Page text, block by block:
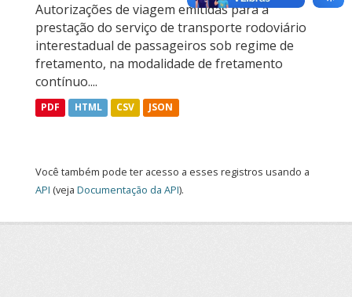
Autorizações de viagem emitidas para a
prestação do serviço de transporte rodoviário
interestadual de passageiros sob regime de
fretamento, na modalidade de fretamento
contínuo....
PDF HTML CSV JSON
Você também pode ter acesso a esses registros usando a
API (veja Documentação da API).